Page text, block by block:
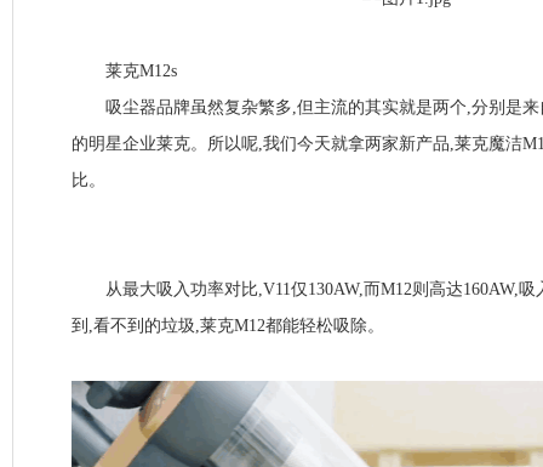
莱克M12s
吸尘器品牌虽然复杂繁多,但主流的其实就是两个,分别是来
的明星企业莱克。所以呢,我们今天就拿两家新产品,莱克魔洁
比。
从最大吸入功率对比,V11仅130AW,而M12则高达160AW,吸
到,看不到的垃圾,莱克M12都能轻松吸除。